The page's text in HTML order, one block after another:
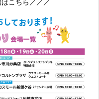
こちら／／／